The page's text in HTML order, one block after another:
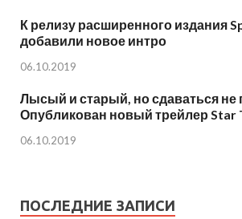
К релизу расширенного издания
добавили новое интро
06.10.2019
Лысый и старый, но сдаваться не
Опубликован новый трейлер Star
06.10.2019
ПОСЛЕДНИЕ ЗАПИСИ